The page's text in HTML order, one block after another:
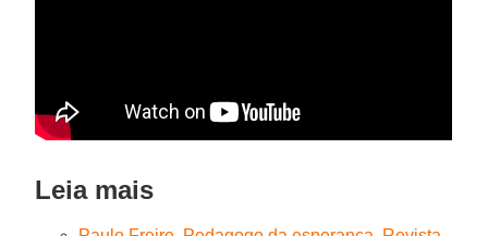
Leia mais